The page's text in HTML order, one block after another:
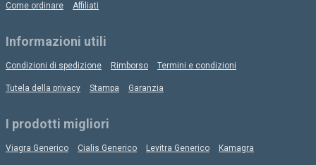
Come ordinare Affiliati
Informazioni utili
Condizioni di spedizione Rimborso Termini e condizioni
Tutela della privacy Stampa Garanzia
I prodotti migliori
Viagra Generico Cialis Generico Levitra Generico Kamagra